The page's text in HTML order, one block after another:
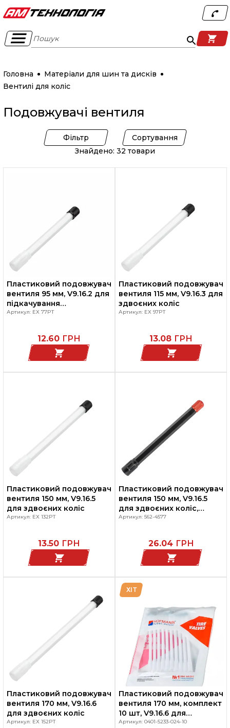
Пошук
Головна
Матеріали для шин та дисків
Вентилі для коліс
Подовжувачі вентиля
Фільтр
Сортування
Знайдено: 32 товари
Пластиковий подовжувач
вентиля 95 мм, V9.16.2 для
підкачування
внутрішнього колеса
Артикул: EX 77PT
12.60 ГРН
Пластиковий подовжувач
вентиля 115 мм, V9.16.3 для
здвоєних коліс
Артикул: EX 97PT
13.08 ГРН
Пластиковий подовжувач
вентиля 150 мм, V9.16.5
для здвоєних коліс
Артикул: EX 132PT
13.50 ГРН
Пластиковий подовжувач
вентиля 150 мм, V9.16.5
для здвоєних коліс,
Invento
Артикул: 562-4577
26.04 ГРН
Пластиковий подовжувач
вентиля 170 мм, V9.16.6
для здвоєних коліс
Артикул: EX 152PT
ХІТ
Пластиковий подовжувач
вентиля 170 мм, комплект
10 шт, V9.16.6 для
здвоєних коліс, 0401-
Артикул: 0401-5233-024-10